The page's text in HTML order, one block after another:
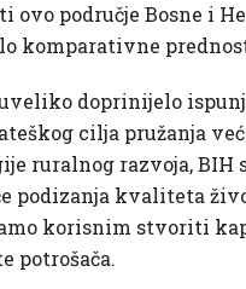
ovo područje Bosne i
komparativne
doprinijelo
cilja pružanja
ruralnog razvoja,
podizanja kvaliteta
korisnim stvoriti
potrošača.